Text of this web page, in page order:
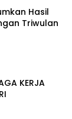
Hasil
Triwulan
KERJA